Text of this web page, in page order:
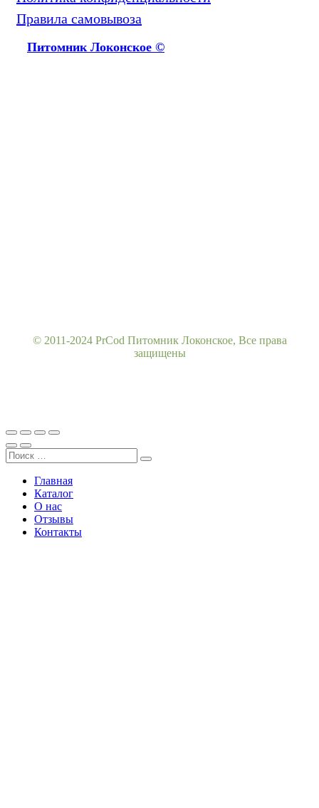
Правила самовывоза
Питомник Локонское ©
© 2011-2024 PrCod Питомник Локонское, Все права
защищены
Главная
Каталог
О нас
Отзывы
Контакты